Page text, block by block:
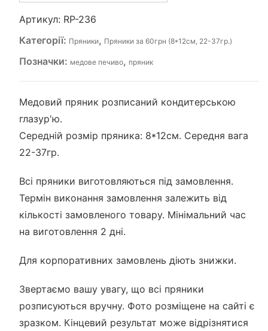
Артикул: RP-236
Категорії: Пряники, Пряники за 60грн (8*12см, 22-37гр.)
Позначки: медове печиво, пряник
Медовий пряник розписаний кондитерською
глазур'ю.
Середній розмір пряника: 8*12см. Середня вага
22-37гр.
Всі пряники виготовляються під замовлення.
Термін виконання замовлення залежить від
кількості замовленого товару. Мінімальний час
на виготовлення 2 дні.
Для корпоративних замовлень діють знижки.
Звертаємо вашу увагу, що всі пряники
розписуються вручну. Фото розміщене на сайті є
зразком. Кінцевий результат може відрізнятися